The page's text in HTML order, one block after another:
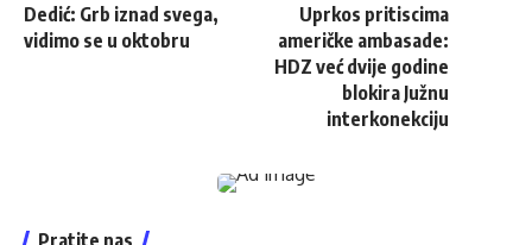
Dedić: Grb iznad svega,
vidimo se u oktobru
Uprkos pritiscima
američke ambasade:
HDZ već dvije godine
blokira Južnu
interkonekciju
Pratite nas